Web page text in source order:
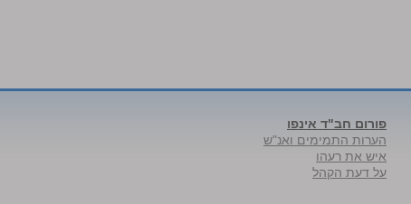
פורום חב"ד אינפו
הערות התמימים ואנ"ש
איש את רעהו
על דעת הקהל